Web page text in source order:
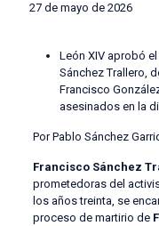
27 de mayo de 2026
León XIV aprobó
Sánchez Trallero,
Francisco
asesinados en la
Por Pablo Sánchez
Francisco Sánchez
prometedoras del
los años treinta, se
proceso de martirio de